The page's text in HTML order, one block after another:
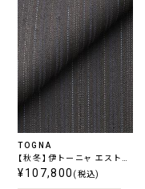
TOGNA
【秋冬】伊トーニャ エストラ
ート ストレッチ ブルー スト
¥107,800 (税込)